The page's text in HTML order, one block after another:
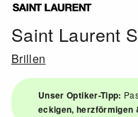
Saint Laurent
Brillen
Unser Optiker-Tipp:
eckigen, herzförmigen